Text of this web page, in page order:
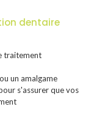
dentaire
traitement
un amalgame
s'assurer que vos